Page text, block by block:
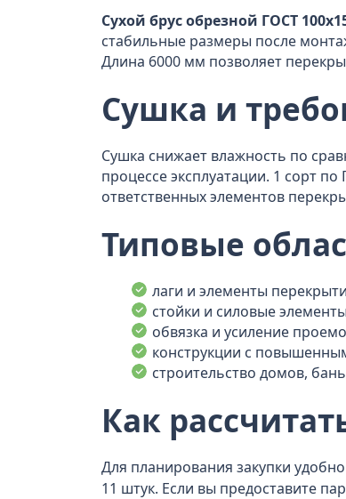
Сухой брус обрезной ГОСТ
стабильные размеры после
Длина 6000 мм позволяет
Сушка и
Сушка снижает влажность по
процессе эксплуатации. 1 сорт
ответственных элементов
Типовые
лаги и элементы
стойки и силовые
обвязка и усиление
конструкции с
строительство домов,
Как
Для планирования закупки
11 штук. Если вы предоставите